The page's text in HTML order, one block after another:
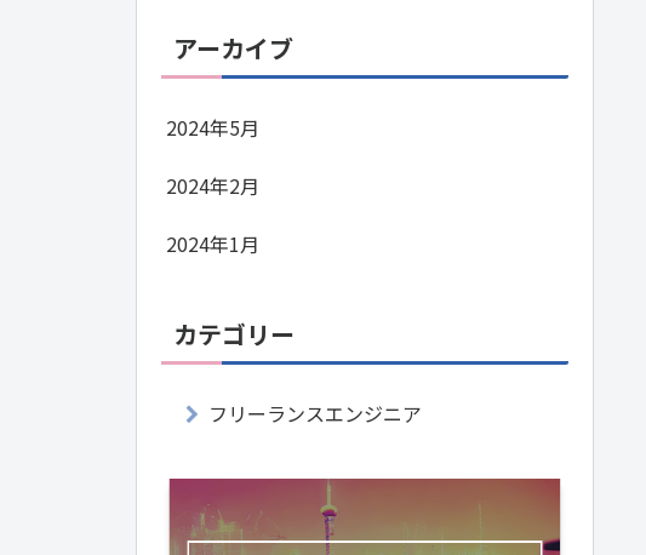
アーカイブ
2024年5月
2024年2月
2024年1月
カテゴリー
フリーランスエンジニア